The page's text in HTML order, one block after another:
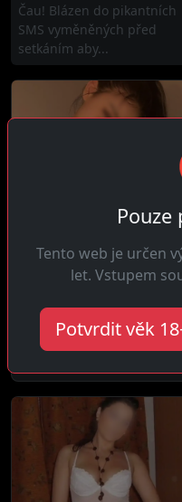
Čau! Blázen do pikantních
SMS vyměněných před
setkáním aby...
Michaela, 27 let
Ahoj kluci! Jsem energická
žena plná života co touží
Tento web je určen
let. Vstupem
Potvrdit věk